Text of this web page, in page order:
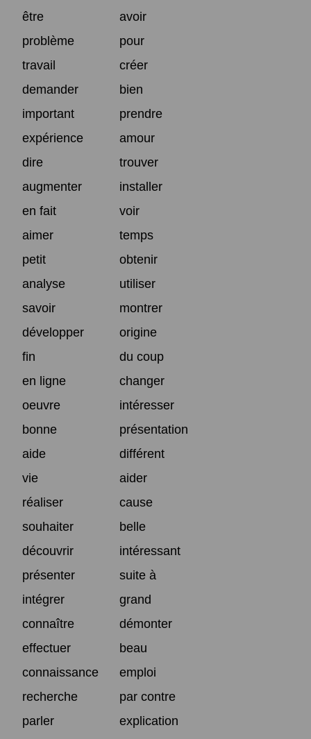
être
avoir
problème
pour
travail
créer
demander
bien
important
prendre
expérience
amour
dire
trouver
augmenter
installer
en fait
voir
aimer
temps
petit
obtenir
analyse
utiliser
savoir
montrer
développer
origine
fin
du coup
en ligne
changer
oeuvre
intéresser
bonne
présentation
aide
différent
vie
aider
réaliser
cause
souhaiter
belle
découvrir
intéressant
présenter
suite à
intégrer
grand
connaître
démonter
effectuer
beau
connaissance
emploi
recherche
par contre
parler
explication